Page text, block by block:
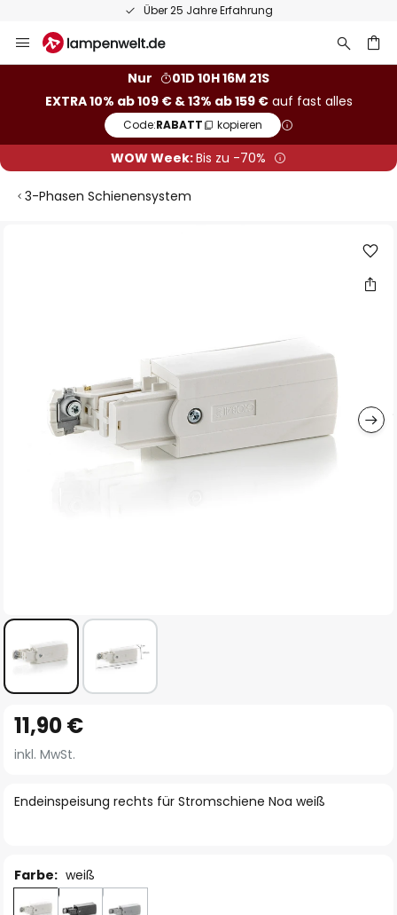
Über 25 Jahre Erfahrung
Inhalt
Nur
01D 10H 16M 21S
EXTRA 10% ab 109 € & 13% ab 159 €auf fast alles
Code:RABATT kopieren
WOW Week:Bis zu -70%
3-Phasen Schienensystem
Anfang
der
springen
Endeinspeisung rechts für Stromschiene Noa weiß
11,90 €
inkl. MwSt.
Farbe: weiß